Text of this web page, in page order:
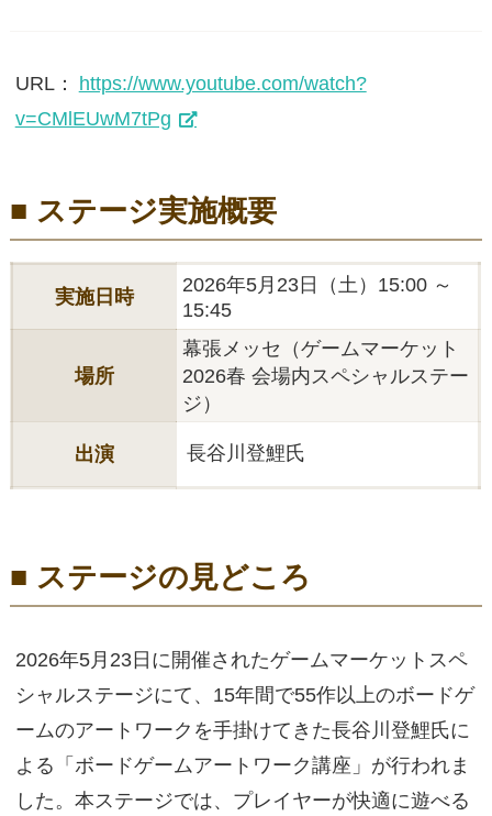
URL：
https://www.youtube.com/watch?
v=CMlEUwM7tPg
■ ステージ実施概要
実施日時
2026年5月23日（土）15:00 ～
15:45
場所
幕張メッセ（ゲームマーケット
2026春 会場内スペシャルステー
ジ）
出演 長谷川登鯉氏
■ ステージの見どころ
2026年5月23日に開催されたゲームマーケットスペ
シャルステージにて、15年間で55作以上のボードゲ
ームのアートワークを手掛けてきた長谷川登鯉氏に
よる「ボードゲームアートワーク講座」が行われま
した。本ステージでは、プレイヤーが快適に遊べる